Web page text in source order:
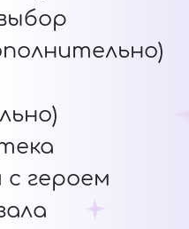
героем